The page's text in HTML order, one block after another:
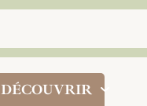
DÉCOUVRIR